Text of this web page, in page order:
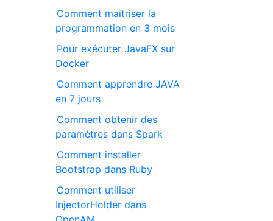
Comment maîtriser la
programmation en 3 mois
Pour exécuter JavaFX sur
Docker
Comment apprendre JAVA
en 7 jours
Comment obtenir des
paramètres dans Spark
Comment installer
Bootstrap dans Ruby
Comment utiliser
InjectorHolder dans